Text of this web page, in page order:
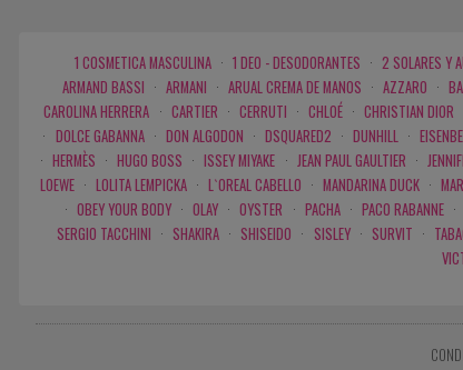
1 COSMETICA MASCULINA · 1 DEO - DESODORANTES · 2 SOLARES Y
ARMAND BASSI · ARMANI · ARUAL CREMA DE MANOS · AZZARO ·
CAROLINA HERRERA · CARTIER · CERRUTI · CHLOÉ · CHRISTIAN DIOR
· DOLCE GABANNA · DON ALGODON · DSQUARED2 · DUNHILL ·
· HERMÈS · HUGO BOSS · ISSEY MIYAKE · JEAN PAUL GAULTIER ·
LOEWE · LOLITA LEMPICKA · L`OREAL CABELLO · MANDARINA DUCK ·
· OBEY YOUR BODY · OLAY · OYSTER · PACHA · PACO RABANNE ·
SERGIO TACCHINI · SHAKIRA · SHISEIDO · SISLEY · SURVIT ·